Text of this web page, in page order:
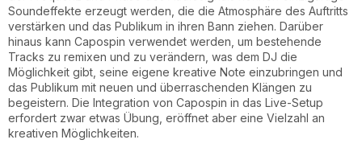
Soundeffekte erzeugt werden, die die Atmosphäre des Auftritts
verstärken und das Publikum in ihren Bann ziehen. Darüber
hinaus kann Capospin verwendet werden, um bestehende
Tracks zu remixen und zu verändern, was dem DJ die
Möglichkeit gibt, seine eigene kreative Note einzubringen und
das Publikum mit neuen und überraschenden Klängen zu
begeistern. Die Integration von Capospin in das Live-Setup
erfordert zwar etwas Übung, eröffnet aber eine Vielzahl an
kreativen Möglichkeiten.